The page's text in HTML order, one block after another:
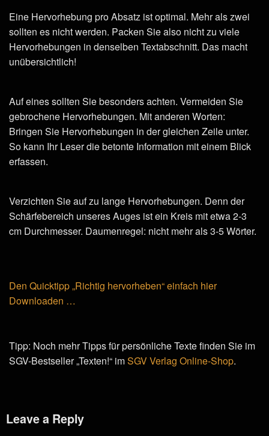
Eine Hervorhebung pro Absatz ist optimal. Mehr als zwei
sollten es nicht werden. Packen Sie also nicht zu viele
Hervorhebungen in denselben Textabschnitt. Das macht
unübersichtlich!
Auf eines sollten Sie besonders achten. Vermeiden Sie
gebrochene Hervorhebungen. Mit anderen Worten:
Bringen Sie Hervorhebungen in der gleichen Zeile unter.
So kann Ihr Leser die betonte Information mit einem Blick
erfassen.
Verzichten Sie auf zu lange Hervorhebungen. Denn der
Schärfebereich unseres Auges ist ein Kreis mit etwa 2-3
cm Durchmesser. Daumenregel: nicht mehr als 3-5 Wörter.
Den Quicktipp „Richtig hervorheben“ einfach hier
Downloaden …
Tipp: Noch mehr Tipps für persönliche Texte finden Sie im
SGV-Bestseller „Texten!“ imSGV Verlag Online-Shop.
Leave a Reply